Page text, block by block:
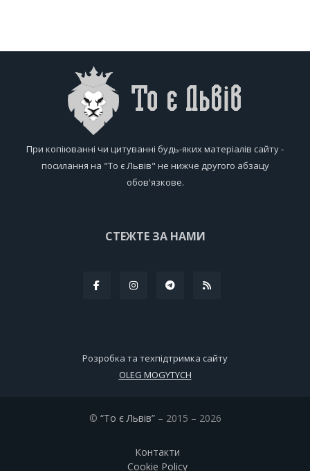
При копіюванні чи цитуванні будь-яких матеріалів сайту -
посилання на "То є Львів" не нижче другого абзацу
обов'язкове.
СТЕЖТЕ ЗА НАМИ
Розробка та техпідтримка сайту
OLEG MOGYTYCH
© “То є Львів”– 2015 – 2026
Контакти
Cookie Policy